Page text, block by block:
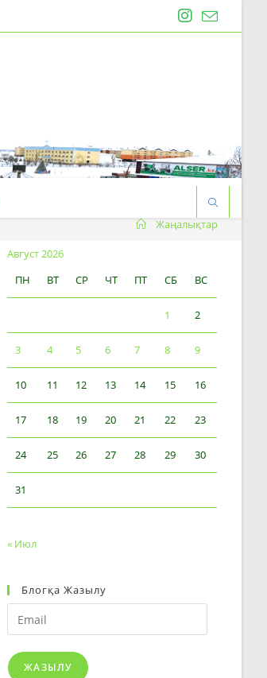
Жаңалықтар
Август 2026
ПН
ВТ СР ЧТ ПТ СБ ВС
1 2
3 4 5 6 7 8 9
10 11 12 13 14 15 16
17 18 19 20 21 22 23
24 25 26 27 28 29 30
31
« Июл
Блогқа Жазылу
Email
ЖАЗЫЛУ